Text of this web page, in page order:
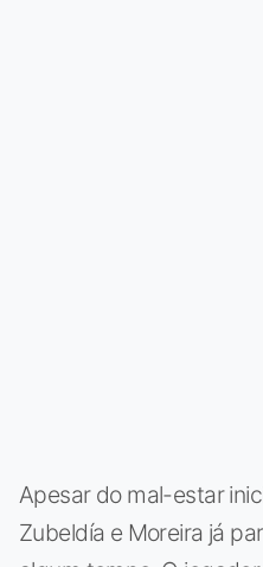
Apesar do mal-estar
Zubeldía e Moreira já